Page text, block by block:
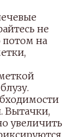
не
на
Вытачки,
увеличить